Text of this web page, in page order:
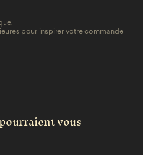
pour inspirer votre commande
vous